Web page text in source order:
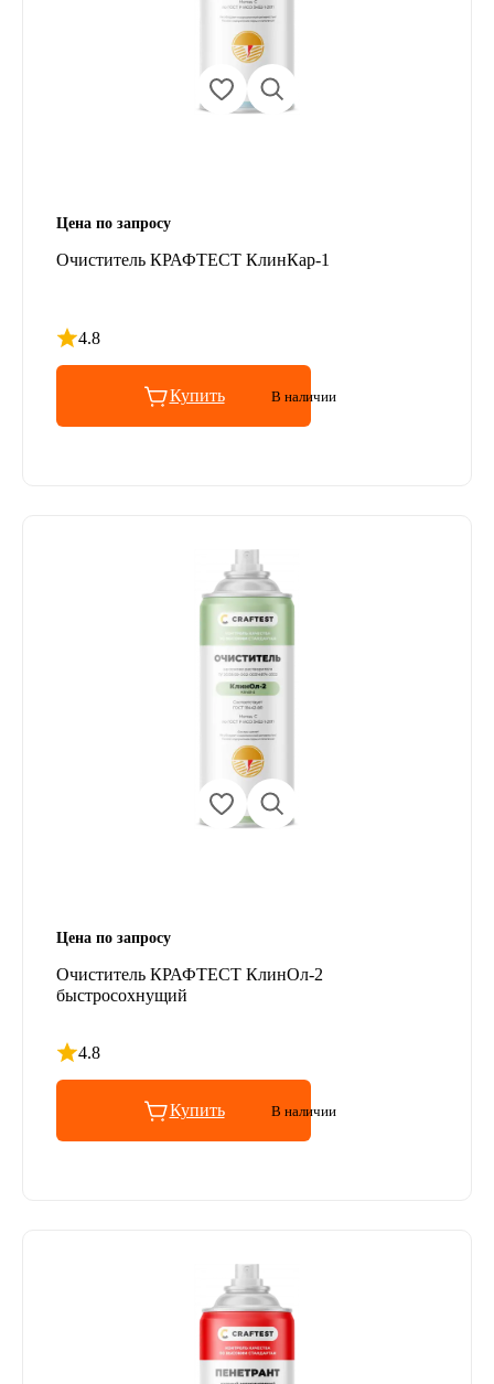
Цена по запросу
Очиститель КРАФТЕСТ КлинКар-1
4.8
Рейтинг 4.8 из 5
Купить В наличии
Цена по запросу
Очиститель КРАФТЕСТ КлинОл-2
быстросохнущий
4.8
Рейтинг 4.8 из 5
Купить В наличии